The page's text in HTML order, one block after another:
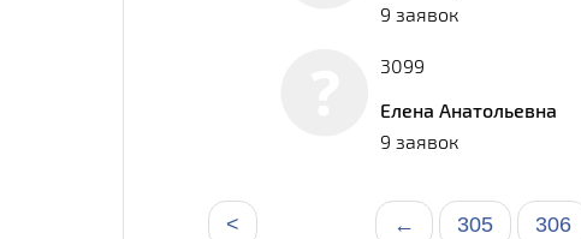
9 заявок
3099
Елена Анатольевна
9 заявок
←
< 305 306